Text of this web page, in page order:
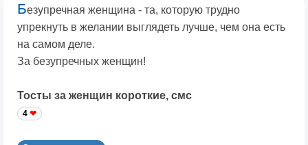
Безупречная женщина - та, которую трудно
упрекнуть в желании выглядеть лучше, чем она есть
на самом деле.
За безупречных женщин!
Тосты за женщин короткие, смс
4